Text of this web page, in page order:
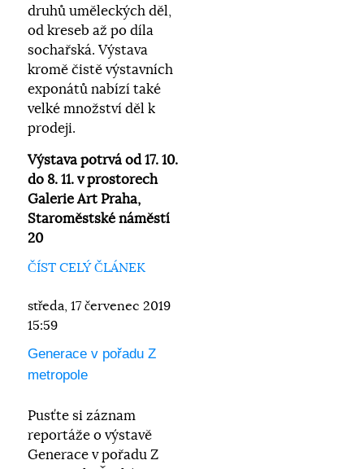
druhů uměleckých děl,
od kreseb až po díla
sochařská. Výstava
kromě čistě výstavních
exponátů nabízí také
velké množství děl k
prodeji.
Výstava potrvá od 17. 10.
do 8. 11. v prostorech
Galerie Art Praha,
Staroměstské náměstí
20
ČÍST CELÝ ČLÁNEK
středa, 17 červenec 2019
15:59
Generace v pořadu Z
metropole
Pusťte si záznam
reportáže o výstavě
Generace v pořadu Z